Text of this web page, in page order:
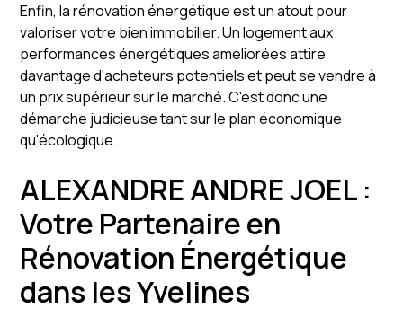
Enfin, la rénovation énergétique est un atout pour
valoriser votre bien immobilier. Un logement aux
performances énergétiques améliorées attire
davantage d'acheteurs potentiels et peut se vendre à
un prix supérieur sur le marché. C'est donc une
démarche judicieuse tant sur le plan économique
qu'écologique.
ALEXANDRE ANDRE JOEL :
Votre Partenaire en
Rénovation Énergétique
dans les Yvelines